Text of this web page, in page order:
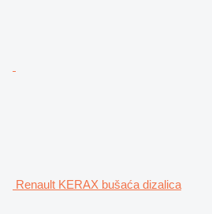
Renault KERAX bušaća dizalica